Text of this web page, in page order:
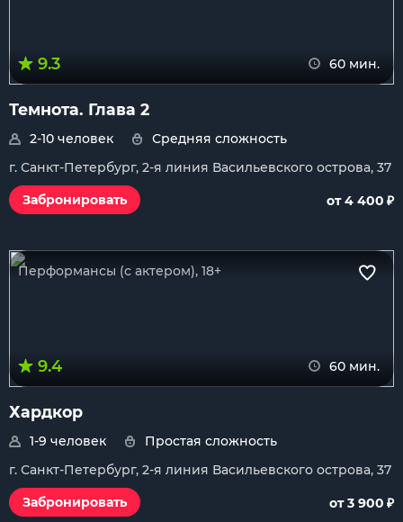
9.3 60 мин.
Темнота. Глава 2
2-10 человек
Средняя сложность
г. Санкт-Петербург, 2-я линия Васильевского острова, 37
Забронировать
от 4 400 ₽
Перформансы (с актером), 18+
9.4 60 мин.
Хардкор
1-9 человек
Простая сложность
г. Санкт-Петербург, 2-я линия Васильевского острова, 37
Забронировать
от 3 900 ₽